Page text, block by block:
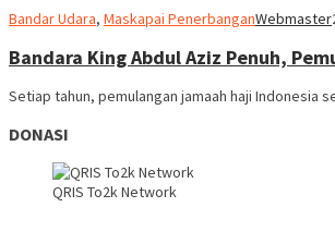
Bandar Udara, Maskapai PenerbanganWebmaster
Bandara King Abdul Aziz Penuh,
Setiap tahun, pemulangan jamaah haji Indonesia
DONASI
QRIS To2k Network